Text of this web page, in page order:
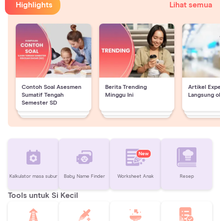
Highlights Lihat semua
Contoh Soal Asesmen
Sumatif Tengah
Semester SD
Berita Trending
Minggu Ini
Artikel
Langsung
Kalkulator masa subur Baby Name Finder
New
Worksheet Anak Resep
Tools untuk Si Kecil